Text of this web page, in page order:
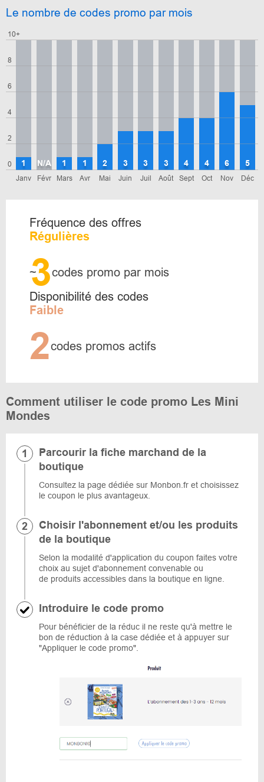
Le nombre de codes promo par mois
0
2
4
6
8
10+
Janv
1
Févr
N/A
Mars
1
Avr
1
Mai
2
Juin
3
Juil
3
Août
3
Sept
4
Oct
4
Nov
6
Déc
5
Fréquence des offres
Régulières
~
3codes promo par mois
Disponibilité des codes
Faible
2codes promos actifs
Comment utiliser le code promo Les Mini
Mondes
Parcourir la fiche marchand de la
boutique
Consultez la page dédiée sur Monbon.fr et choisissez
le coupon le plus avantageux.
Choisir l'abonnement et/ou les produits
de la boutique
Selon la modalité d'application du coupon faites votre
choix au sujet d'abonnement convenable ou
de produits accessibles dans la boutique en ligne.
Introduire le code promo
Pour bénéficier de la réduc il ne reste qu'à mettre le
bon de réduction à la case dédiée et à appuyer sur
"Appliquer le code promo".